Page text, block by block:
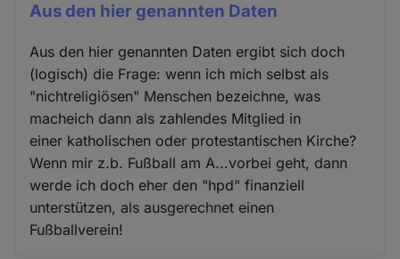
Aus den hier genannten Daten
Aus den hier genannten Daten ergibt sich doch
(logisch) die Frage: wenn ich mich selbst als
"nichtreligiösen" Menschen bezeichne, was
macheich dann als zahlendes Mitglied in
einer katholischen oder protestantischen Kirche?
Wenn mir z.b. Fußball am A...vorbei geht, dann
werde ich doch eher den "hpd" finanziell
unterstützen, als ausgerechnet einen
Fußballverein!